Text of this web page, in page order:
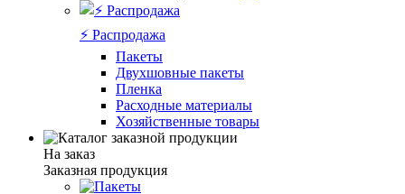
⚡️ Распродажа
Пакеты
Двухшовные пакеты
Пленка
Расходные материалы
Хозяйственные товары
На заказ
Заказная продукция